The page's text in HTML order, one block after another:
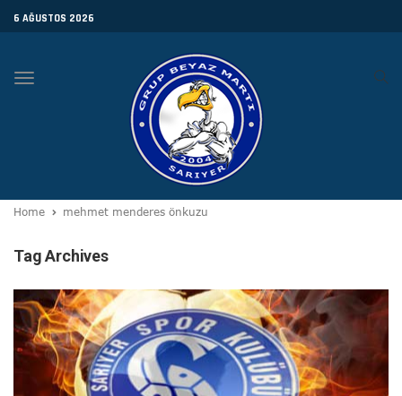
6 AĞUSTOS 2026
Toggle
Home mehmet menderes önkuzu
Tag Archives